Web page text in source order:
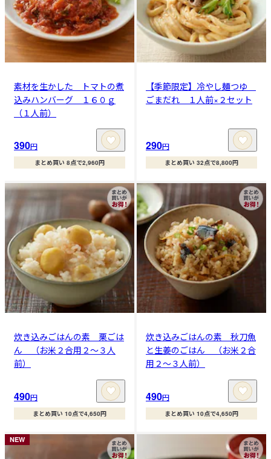
素材を生かした トマトの煮
込みハンバーグ １６０ｇ
（１人前）
390円
まとめ買い 8点で2,960円
【季節限定】冷やし麺つゆ
ごまだれ １人前×２セット
290円
まとめ買い 32点で8,800円
炊き込みごはんの素 栗ごは
ん （お米２合用２～３人
前）
490円
まとめ買い 10点で4,650円
炊き込みごはんの素 秋刀魚
と生姜のごはん （お米２合
用２～３人前）
490円
まとめ買い 10点で4,650円
NEW